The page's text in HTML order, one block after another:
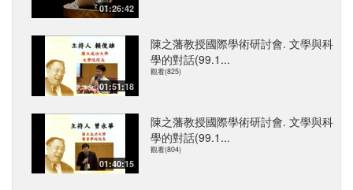
01:26:42
01:51:18
陳之藩教授國際學術研討會. 文學與科
學的對話(99.1...
觀看(825)
01:40:15
陳之藩教授國際學術研討會. 文學與科
學的對話(99.1...
觀看(804)